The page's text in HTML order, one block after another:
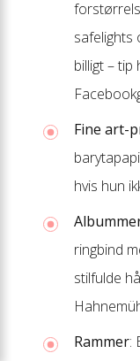
safelights
billigt –
Fine art-
hvis hun
ringbind
stilfulde
Rammer: